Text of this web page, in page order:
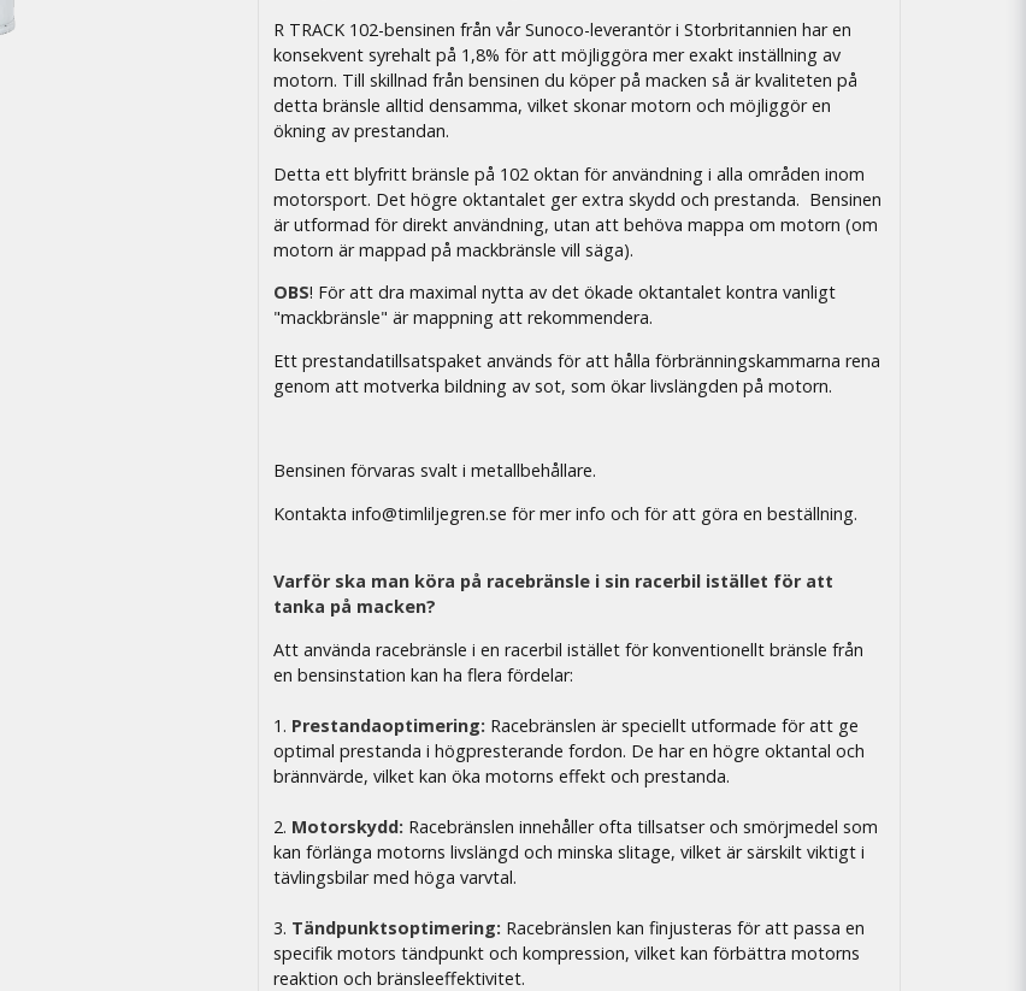
R TRACK 102-bensinen från vår Sunoco-leverantör i Storbritannien har en
konsekvent syrehalt på 1,8% för att möjliggöra mer exakt inställning av
motorn. Till skillnad från bensinen du köper på macken så är kvaliteten på
detta bränsle alltid densamma, vilket skonar motorn och möjliggör en
ökning av prestandan.
Detta ett blyfritt bränsle på 102 oktan för användning i alla områden inom
motorsport. Det högre oktantalet ger extra skydd och prestanda. Bensinen
är utformad för direkt användning, utan att behöva mappa om motorn (om
motorn är mappad på mackbränsle vill säga).
OBS! För att dra maximal nytta av det ökade oktantalet kontra vanligt
"mackbränsle" är mappning att rekommendera.
Ett prestandatillsatspaket används för att hålla förbränningskammarna rena
genom att motverka bildning av sot, som ökar livslängden på motorn.
Bensinen förvaras svalt i metallbehållare.
Kontakta info@timliljegren.se för mer info och för att göra en beställning.
Varför ska man köra på racebränsle i sin racerbil istället för att
tanka på macken?
Att använda racebränsle i en racerbil istället för konventionellt bränsle från
en bensinstation kan ha flera fördelar:
1. Prestandaoptimering: Racebränslen är speciellt utformade för att ge
optimal prestanda i högpresterande fordon. De har en högre oktantal och
brännvärde, vilket kan öka motorns effekt och prestanda.
2. Motorskydd: Racebränslen innehåller ofta tillsatser och smörjmedel som
kan förlänga motorns livslängd och minska slitage, vilket är särskilt viktigt i
tävlingsbilar med höga varvtal.
3. Tändpunktsoptimering: Racebränslen kan finjusteras för att passa en
specifik motors tändpunkt och kompression, vilket kan förbättra motorns
reaktion och bränsleeffektivitet.